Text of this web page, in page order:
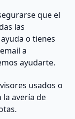
que el
las
o tienes
a
ayudarte.
usados o
avería de